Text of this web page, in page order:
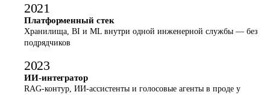
2021
Платформенный стек
Хранилища, BI и ML внутри одной инженерной службы — без
подрядчиков
2023
ИИ-интегратор
RAG-контур, ИИ-ассистенты и голосовые агенты в проде у